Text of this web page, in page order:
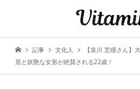
記事 文化人
【哀川 芝瞳さん】
居と妖艶な女形が絶賛される22歳！